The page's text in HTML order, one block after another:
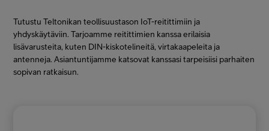
Tutustu Teltonikan teollisuustason IoT-reitittimiin ja
yhdyskäytäviin. Tarjoamme reitittimien kanssa erilaisia
lisävarusteita, kuten DIN-kiskotelineitä, virtakaapeleita ja
antenneja. Asiantuntijamme katsovat kanssasi tarpeisiisi parhaiten
sopivan ratkaisun.